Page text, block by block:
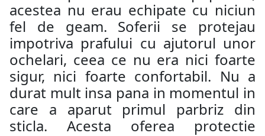
acestea nu erau echipate cu niciun
fel de geam. Soferii se protejau
impotriva prafului cu ajutorul unor
ochelari, ceea ce nu era nici foarte
sigur, nici foarte confortabil. Nu a
durat mult insa pana in momentul in
care a aparut primul parbriz din
sticla. Acesta oferea protectie